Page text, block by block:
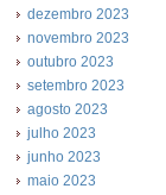
dezembro 2023
novembro 2023
outubro 2023
setembro 2023
agosto 2023
julho 2023
junho 2023
maio 2023